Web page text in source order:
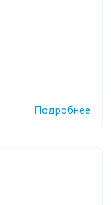
Подробнее